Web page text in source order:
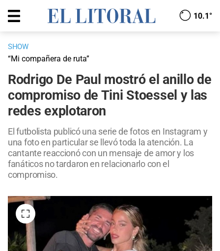
10.1°
SHOW
“Mi compañera de ruta”
Rodrigo De Paul mostró el anillo de
compromiso de Tini Stoessel y las
redes explotaron
El futbolista publicó una serie de fotos en Instagram y
una foto en particular se llevó toda la atención. La
cantante reaccionó con un mensaje de amor y los
fanáticos no tardaron en relacionarlo con el
compromiso.